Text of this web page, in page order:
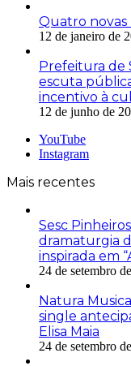
Quatro novas
12 de janeiro de
Prefeitura de
escuta
incentivo à
12 de junho de
YouTube
Instagram
Mais recentes
Sesc
dramaturgia
inspirada em
24 de setembro
Natura
single
Elisa Maia
24 de setembro